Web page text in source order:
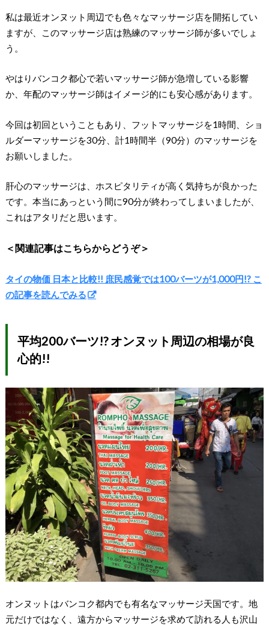
私は最近オンヌット周辺でも色々なマッサージ店を開拓してい
ますが、このマッサージ店は熟練のマッサージ師が多いでしょ
う。
やはりバンコク都心で若いマッサージ師が急増している影響
か、年配のマッサージ師はイメージ的にも安心感があります。
今回は初回ということもあり、フットマッサージを1時間、ショ
ルダーマッサージを30分、計1時間半（90分）のマッサージを
お願いしました。
肝心のマッサージは、ホスピタリティが高く気持ちが良かった
です。本当にあっという間に90分が終わってしまいましたが、
これはアタリだと思います。
＜関連記事はこちらからどうぞ＞
タイの物価 日本と比較!! 庶民感覚では100バーツが1,000円!? こ
の記事を読んでみる
平均200バーツ!? オンヌット周辺の相場が良
心的!!
オンヌットはバンコク都内でも有名なマッサージ天国です。地
元だけではなく、遠方からマッサージを求めて訪れる人も沢山